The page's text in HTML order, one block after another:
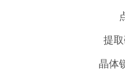
提
晶体